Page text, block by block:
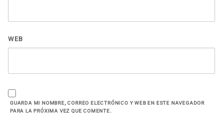
WEB
GUARDA MI NOMBRE, CORREO ELECTRÓNICO Y WEB EN ESTE NAVEGADOR
PARA LA PRÓXIMA VEZ QUE COMENTE.